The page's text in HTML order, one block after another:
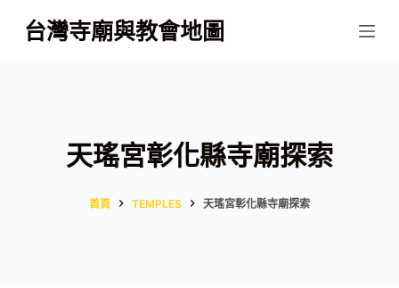
跳
至
台灣寺廟與教會地圖
天瑤宮彰化縣寺廟探索
首頁 TEMPLES 天瑤宮彰化縣寺廟探索